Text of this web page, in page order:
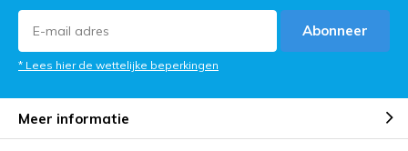
Abonneer
* Lees hier de wettelijke beperkingen
Meer informatie